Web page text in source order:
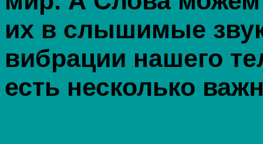
их в слышимые
вибрации нашего
есть несколько